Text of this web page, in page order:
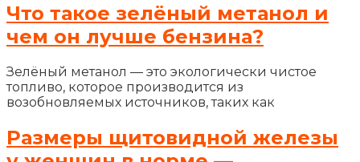
Что такое зелёный метанол и
чем он лучше бензина?
Зелёный метанол — это экологически чистое
топливо, которое производится из
возобновляемых источников, таких как
Размеры щитовидной железы